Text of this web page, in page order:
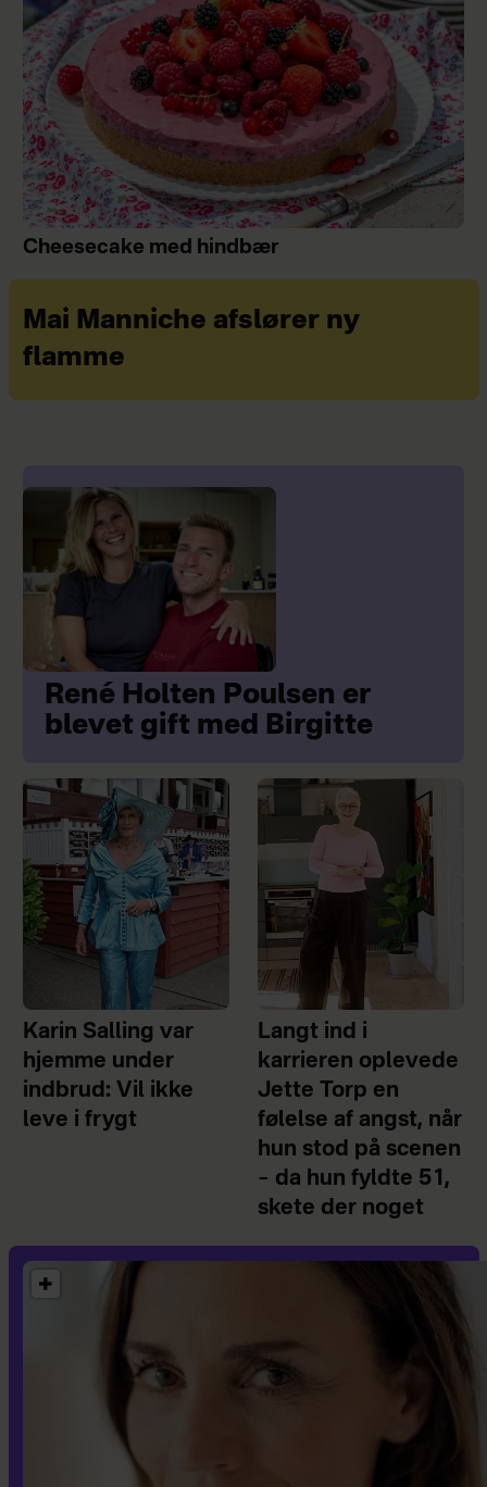
Cheesecake med hindbær
Mai Manniche afslører ny
flamme
René Holten Poulsen er
blevet gift med Birgitte
Karin Salling var
hjemme under
indbrud: Vil ikke
leve i frygt
Langt ind i
karrieren oplevede
Jette Torp en
følelse af angst, når
hun stod på scenen
– da hun fyldte 51,
skete der noget